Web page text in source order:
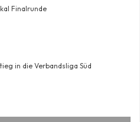
Finalrunde
in die Verbandsliga Süd